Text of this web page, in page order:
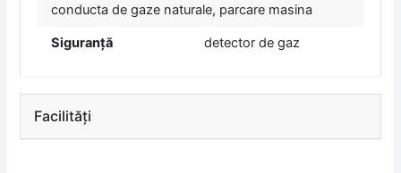
conducta de gaze naturale, parcare masina
Siguranță detector de gaz
Facilități